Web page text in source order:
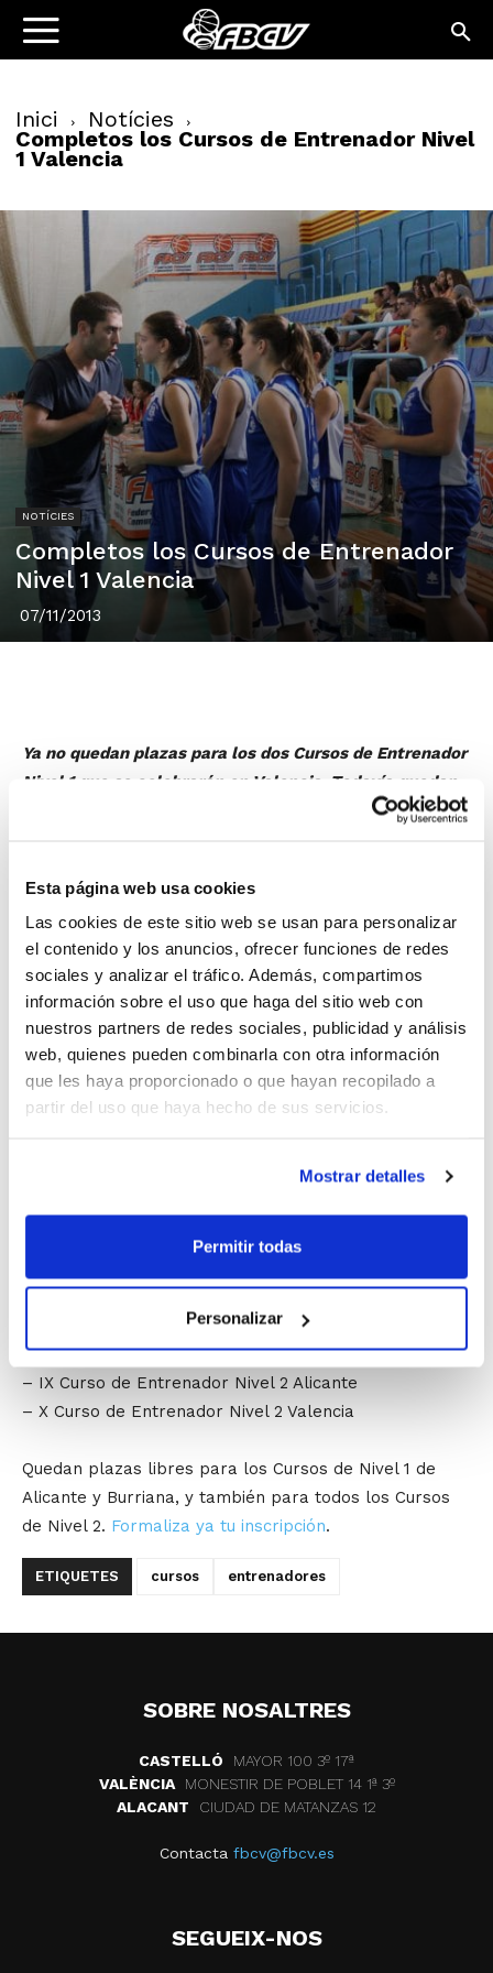
Esta página web usa cookies
Las cookies de este sitio web se usan para personalizar
el contenido y los anuncios, ofrecer funciones de redes
sociales y analizar el tráfico. Además, compartimos
información sobre el uso que haga del sitio web con
nuestros partners de redes sociales, publicidad y análisis
web, quienes pueden combinarla con otra información
que les haya proporcionado o que hayan recopilado a
partir del uso que haya hecho de sus servicios.
Mostrar detalles
Permitir todas
Personalizar
Inici Notícies
Completos los Cursos de Entrenador Nivel
1 Valencia
NOTÍCIES
Completos los Cursos de Entrenador
Nivel 1 Valencia
07/11/2013
Ya no quedan plazas para los dos Cursos de Entrenador
Nivel 1 que se celebrarán en Valencia. Todavía quedan
en Alicante y Burriana, así como para todos los Cursos
los últimos que se van a realizar en la presente
temporada.
En concreto, los Cursos convocados son:
NIVEL 1: Inicio enero 2014
– XVIII Curso de Entrenador Nivel 1 Valencia (clase
martes y jueves) COMPLETO
– XX Curso de Entrenador Nivel 1 Burriana (clase
sábados)
– XXI Curso de Entrenador Nivel 1 Valencia (clase
NIVEL 2: Inicio marzo 2014. Formato intensivo
– VIII Curso de Entrenador Nivel 2 Valencia
– IX Curso de Entrenador Nivel 2 Alicante
– X Curso de Entrenador Nivel 2 Valencia
Quedan plazas libres para los Cursos de Nivel 1 de
Alicante y Burriana, y también para todos los Cursos
de Nivel 2. Formaliza ya tu inscripción.
ETIQUETES cursos entrenadores
SOBRE NOSALTRES
CASTELLÓ
MAYOR 100 3º 17ª
VALÈNCIA
MONESTIR DE POBLET 14 1ª 3º
ALACANT
CIUDAD DE MATANZAS 12
Contacta fbcv@fbcv.es
SEGUEIX-NOS